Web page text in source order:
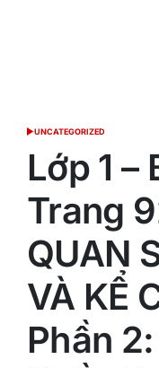
POSTED
UNCATEGORIZED
Lớp 1 –
Trang
QUAN
VÀ KỂ
Phần